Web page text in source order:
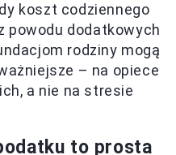
koszt codziennego
powodu dodatkowych
rodziny mogą
– na opiece
a nie na stresie
to prosta